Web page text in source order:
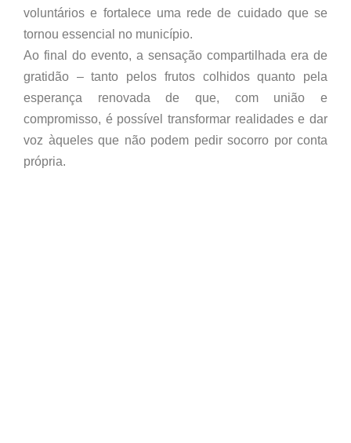
voluntários e fortalece uma rede de cuidado que se
tornou essencial no município.
Ao final do evento, a sensação compartilhada era de
gratidão – tanto pelos frutos colhidos quanto pela
esperança renovada de que, com união e
compromisso, é possível transformar realidades e dar
voz àqueles que não podem pedir socorro por conta
própria.